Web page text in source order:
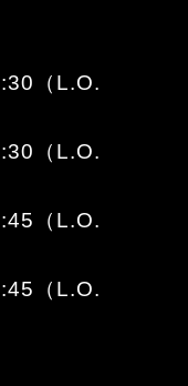
（L.O.
（L.O.
（L.O.
（L.O.